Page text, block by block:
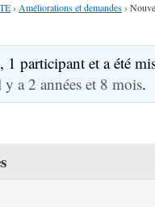
› Améliorations et demandes›
1 participant et a été
y a 2 années et 8 mois.